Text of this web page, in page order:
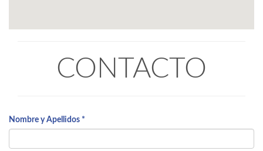
CONTACTO
Nombre y Apellidos *